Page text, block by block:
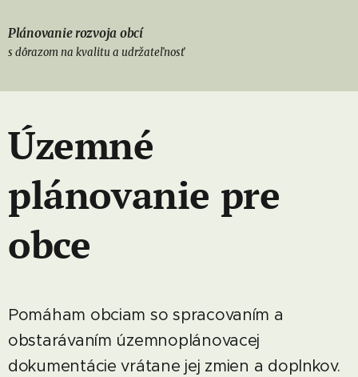
Plánovanie rozvoja obcí
s dôrazom na kvalitu a udržateľnosť
Územné
plánovanie pre
obce
Pomáham obciam so spracovaním a
obstarávaním územnoplánovacej
dokumentácie vrátane jej zmien a doplnkov.